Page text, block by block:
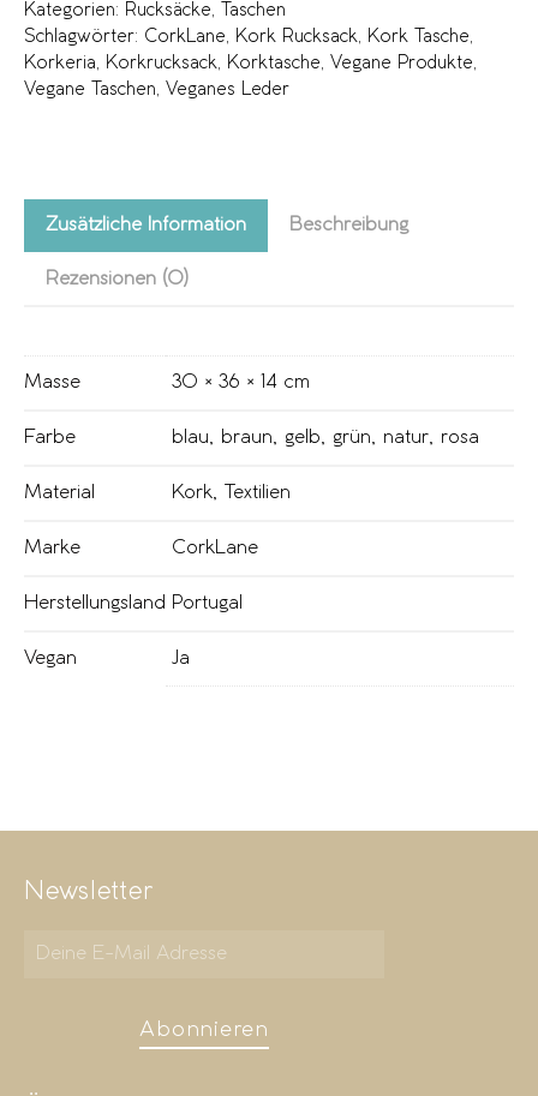
Kategorien: Rucksäcke
Taschen
Schlagwörter: CorkLane Kork Rucksack Kork Tasche
Korkeria
Korkrucksack Korktasche Vegane Produkte
Vegane Taschen
Veganes Leder
Zusätzliche Information Beschreibung
Rezensionen (0)
Masse 30 × 36 × 14 cm
Farbe blau braun gelb grün natur rosa
Material Kork Textilien
Marke CorkLane
Herstellungsland Portugal
Vegan Ja
Newsletter
Abonnieren